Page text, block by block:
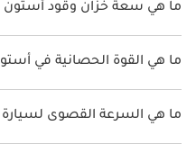
ما هي سعة خزان وقود أستون
سعة خزان وقود أستون مارتن فانكويش 78
ما هي القوة الحصانية في
تنتج أستون مارتن فانكويش قوة 824 حصان.
ما هي السرعة القصوى
السرعة القصوى لسيارة أستون مارتن